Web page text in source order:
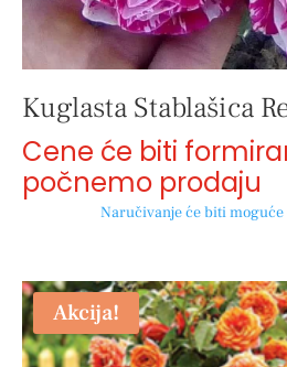
Kuglasta Stablašica
Cene će biti
počnemo prodaju
Naručivanje će biti
Akcija!